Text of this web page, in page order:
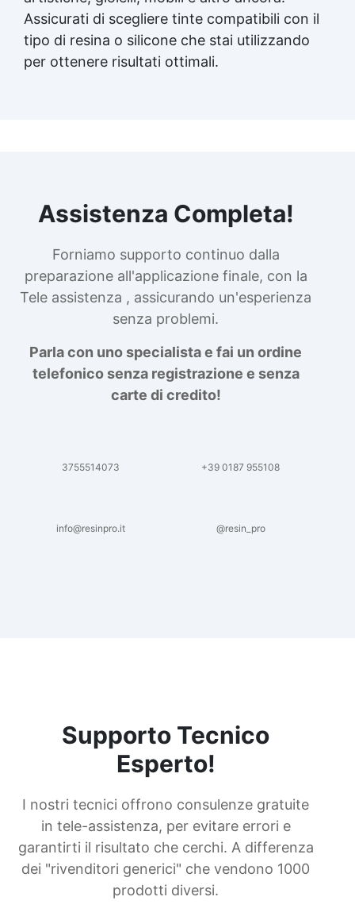
Assicurati di scegliere tinte compatibili con il
tipo di resina o silicone che stai utilizzando
per ottenere risultati ottimali.
Assistenza Completa!
Forniamo supporto continuo dalla
preparazione all'applicazione finale, con la
Tele assistenza , assicurando un'esperienza
senza problemi.
Parla con uno specialista e fai un ordine
telefonico senza registrazione e senza
carte di credito!
3755514073 +39 0187 955108
info@resinpro.it @resin_pro
Supporto Tecnico
Esperto!
I nostri tecnici offrono consulenze gratuite
in tele-assistenza, per evitare errori e
garantirti il risultato che cerchi. A differenza
dei "rivenditori generici" che vendono 1000
prodotti diversi.